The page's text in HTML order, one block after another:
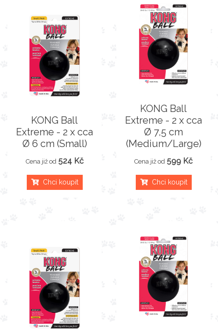
KONG Ball
Extreme - 2 x cca
Ø 6 cm (Small)
Cena již od 524 Kč
Chci koupit
KONG Ball
Extreme - 2 x cca
Ø 7,5 cm
(Medium/Large)
Cena již od 599 Kč
Chci koupit